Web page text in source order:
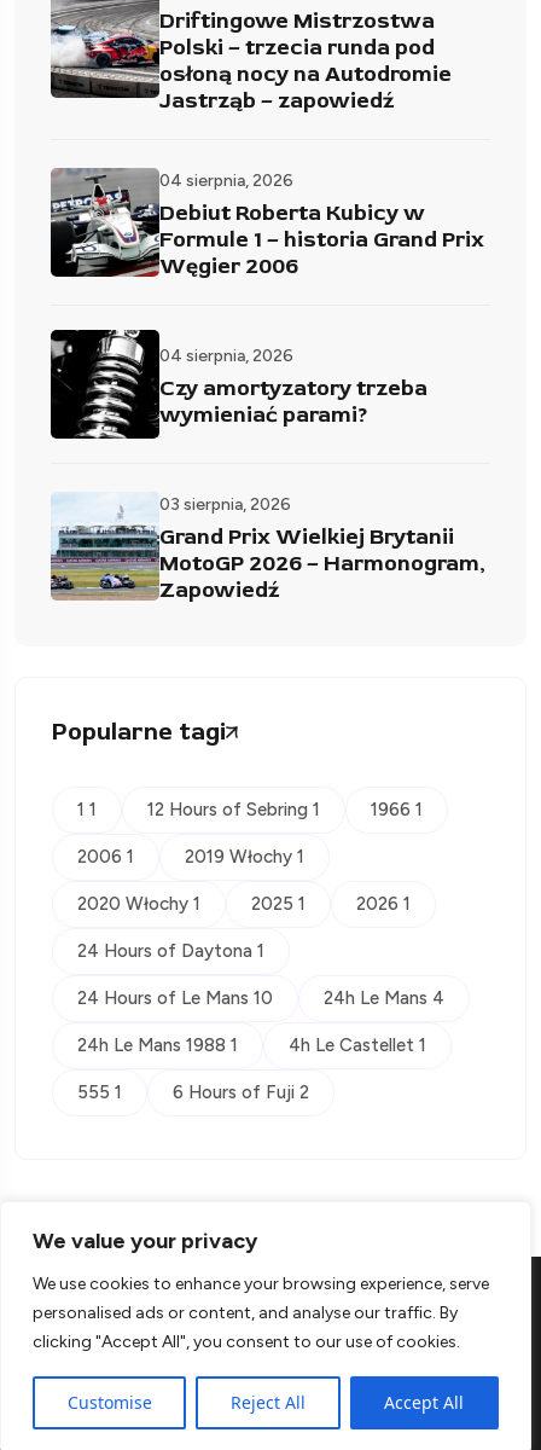
We value your privacy
We use cookies to enhance your browsing experience, serve
personalised ads or content, and analyse our traffic. By
clicking "Accept All", you consent to our use of cookies.
Customise Reject All Accept All
Driftingowe Mistrzostwa
Polski – trzecia runda pod
osłoną nocy na Autodromie
Jastrząb – zapowiedź
04 sierpnia, 2026
Debiut Roberta Kubicy w
Formule 1 – historia Grand Prix
Węgier 2006
04 sierpnia, 2026
Czy amortyzatory trzeba
wymieniać parami?
03 sierpnia, 2026
Grand Prix Wielkiej Brytanii
MotoGP 2026 – Harmonogram,
Zapowiedź
Popularne tagi
1 1 12 Hours of Sebring 1 1966 1
2006 1 2019 Włochy 1
2020 Włochy 1 2025 1 2026 1
24 Hours of Daytona 1
24 Hours of Le Mans 10 24h Le Mans 4
24h Le Mans 1988 1 4h Le Castellet 1
555 1 6 Hours of Fuji 2
© Copyright 2026 Kontra